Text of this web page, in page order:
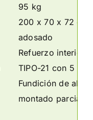
95 kg
200 x 70 x 72 cm
adosado
Refuerzo interior
TIPO-21 con 5
Fundición de
montado